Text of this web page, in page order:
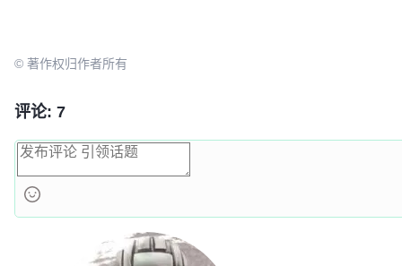
© 著作权归作者所有
评论: 7